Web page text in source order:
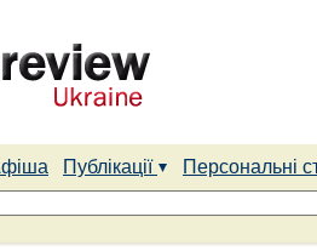
Публікації
Персональні